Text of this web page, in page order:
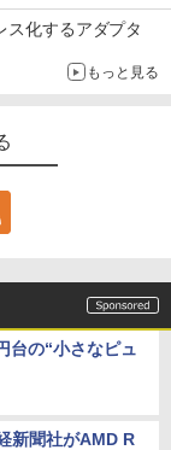
化するアダプタ
もっと見る
台の“小さなピュ
新聞社がAMD R